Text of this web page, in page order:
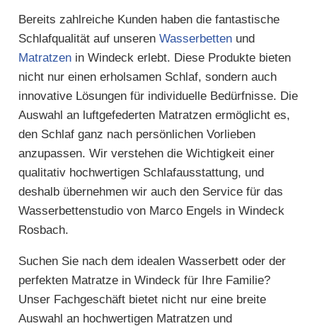
Bereits zahlreiche Kunden haben die fantastische
Schlafqualität auf unseren Wasserbettenund
Matratzenin Windeck erlebt. Diese Produkte bieten
nicht nur einen erholsamen Schlaf, sondern auch
innovative Lösungen für individuelle Bedürfnisse. Die
Auswahl an luftgefederten Matratzen ermöglicht es,
den Schlaf ganz nach persönlichen Vorlieben
anzupassen. Wir verstehen die Wichtigkeit einer
qualitativ hochwertigen Schlafausstattung, und
deshalb übernehmen wir auch den Service für das
Wasserbettenstudio von Marco Engels in Windeck
Rosbach.
Suchen Sie nach dem idealen Wasserbett oder der
perfekten Matratze in Windeck für Ihre Familie?
Unser Fachgeschäft bietet nicht nur eine breite
Auswahl an hochwertigen Matratzen und